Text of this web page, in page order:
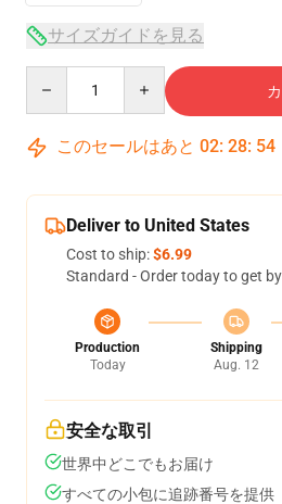
サイズガイドを見る
このセールはあと 02: 28: 53
Deliver to United States
Cost to ship:$6.99
Standard - Order today to get by
Production
Today
Shipping
Aug. 12
安全な取引
世界中どこでもお届け
すべての小包に追跡番号を提供